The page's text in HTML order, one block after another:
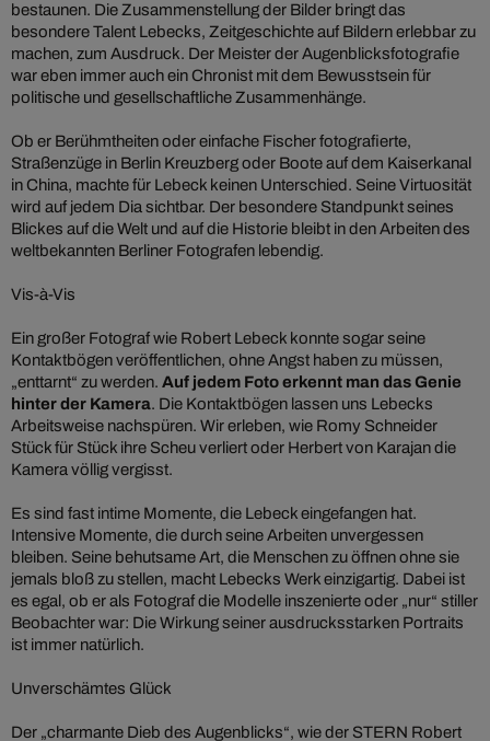
bestaunen. Die Zusammenstellung der Bilder bringt das
besondere Talent Lebecks, Zeitgeschichte auf Bildern erlebbar zu
machen, zum Ausdruck. Der Meister der Augenblicksfotografie
war eben immer auch ein Chronist mit dem Bewusstsein für
politische und gesellschaftliche Zusammenhänge.
Ob er Berühmtheiten oder einfache Fischer fotografierte,
Straßenzüge in Berlin Kreuzberg oder Boote auf dem Kaiserkanal
in China, machte für Lebeck keinen Unterschied. Seine Virtuosität
wird auf jedem Dia sichtbar. Der besondere Standpunkt seines
Blickes auf die Welt und auf die Historie bleibt in den Arbeiten des
weltbekannten Berliner Fotografen lebendig.
Vis-à-Vis
Ein großer Fotograf wie Robert Lebeck konnte sogar seine
Kontaktbögen veröffentlichen, ohne Angst haben zu müssen,
„enttarnt“ zu werden. Auf jedem Foto erkennt man das Genie
hinter der Kamera. Die Kontaktbögen lassen uns Lebecks
Arbeitsweise nachspüren. Wir erleben, wie Romy Schneider
Stück für Stück ihre Scheu verliert oder Herbert von Karajan die
Kamera völlig vergisst.
Es sind fast intime Momente, die Lebeck eingefangen hat.
Intensive Momente, die durch seine Arbeiten unvergessen
bleiben. Seine behutsame Art, die Menschen zu öffnen ohne sie
jemals bloß zu stellen, macht Lebecks Werk einzigartig. Dabei ist
es egal, ob er als Fotograf die Modelle inszenierte oder „nur“ stiller
Beobachter war: Die Wirkung seiner ausdrucksstarken Portraits
ist immer natürlich.
Unverschämtes Glück
Der „charmante Dieb des Augenblicks“, wie der STERN Robert